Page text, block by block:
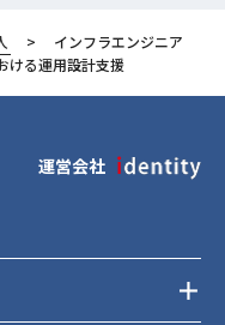
インフラエンジニア
ける運用設計支援
運営会社